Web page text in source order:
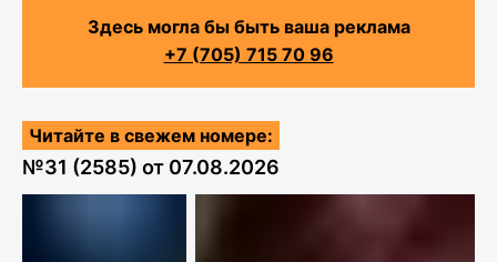
Здесь могла бы быть ваша реклама
+7 (705) 715 70 96
Читайте в свежем номере:
№31 (2585) от 07.08.2026